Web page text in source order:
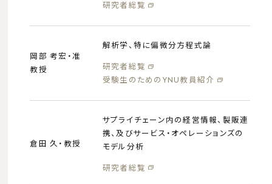
研究者総覧
岡部 考宏・准
教授
解析学、特に偏微分方程式論
研究者総覧
受験生のためのYNU教員紹介
倉田 久・教授
サプライチェーン内の経営情報、製販連
携、及びサービス・オペレーションズの
モデル分析
研究者総覧